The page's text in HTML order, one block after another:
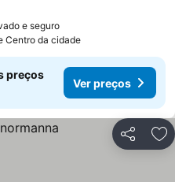
e seguro
Centro da cidade
preços
Ver preços
Partilhar